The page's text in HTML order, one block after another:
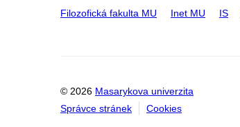
Filozofická fakulta MU Inet MU IS
© 2026 Masarykova univerzita
Správce stránek
Cookies